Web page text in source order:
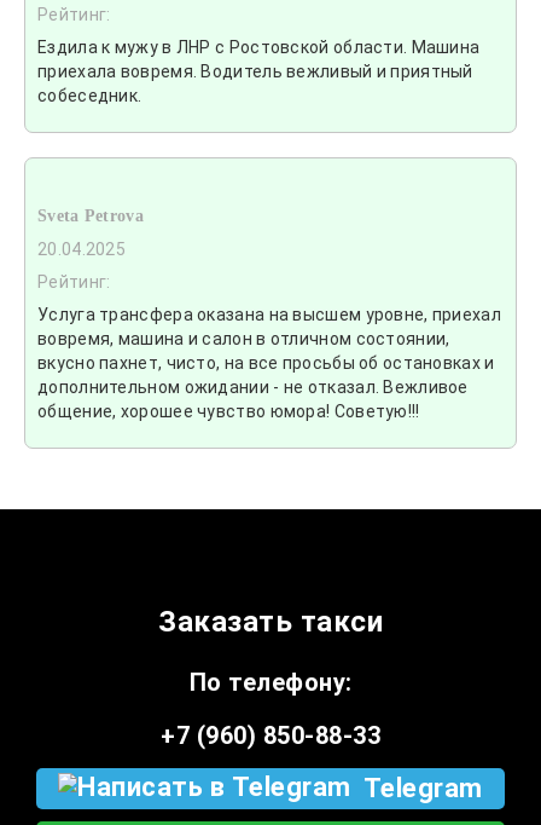
Рейтинг:
Ездила к мужу в ЛНР с Ростовской области. Машина
приехала вовремя. Водитель вежливый и приятный
собеседник.
Sveta Petrova
20.04.2025
Рейтинг:
Услуга трансфера оказана на высшем уровне, приехал
вовремя, машина и салон в отличном состоянии,
вкусно пахнет, чисто, на все просьбы об остановках и
дополнительном ожидании - не отказал. Вежливое
общение, хорошее чувство юмора! Советую!!!
Заказать такси
По телефону:
+7 (960) 850-88-33
Telegram